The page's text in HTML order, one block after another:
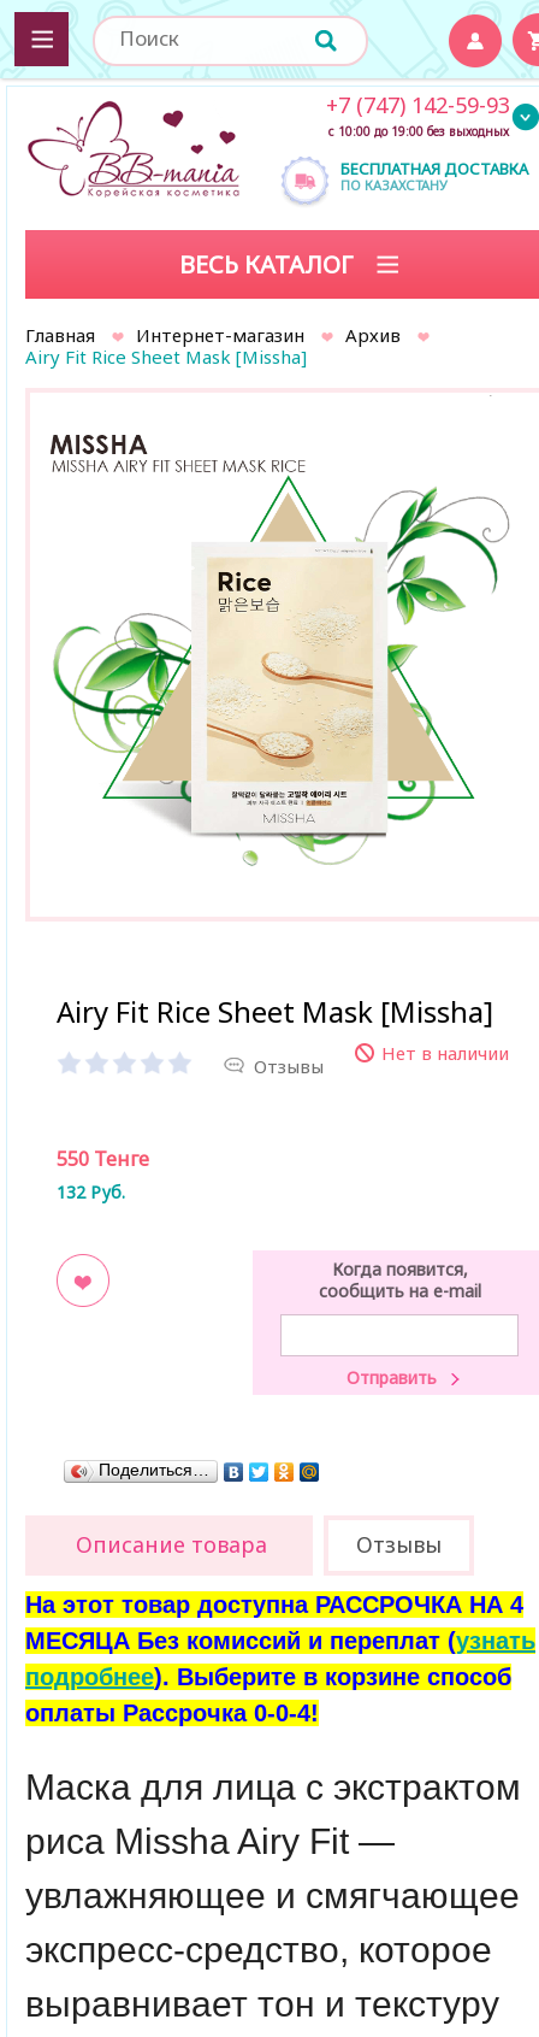
БЕСПЛАТНАЯ ДОСТАВКА
ПО КАЗАХСТАНУ
+7 (747) 142-59-93
с 10:00 до 19:00 без выходных
ВЕСЬ КАТАЛОГ
Главная Интернет-магазин
Архив
Airy Fit Rice Sheet Mask [Missha]
Airy Fit Rice Sheet Mask [Missha]
Отзывы
Нет в наличии
550 Тенге
132 Руб.
Когда появится,
сообщить на e-mail
Поделиться…
Описание товара Отзывы
На этот товар доступна РАССРОЧКА НА 4
МЕСЯЦА Без комиссий и переплат (узнать
подробнее). Выберите в корзине способ
оплаты Рассрочка 0-0-4!
Маска для лица с экстрактом
риса Missha Airy Fit —
увлажняющее и смягчающее
экспресс-средство, которое
выравнивает тон и текстуру